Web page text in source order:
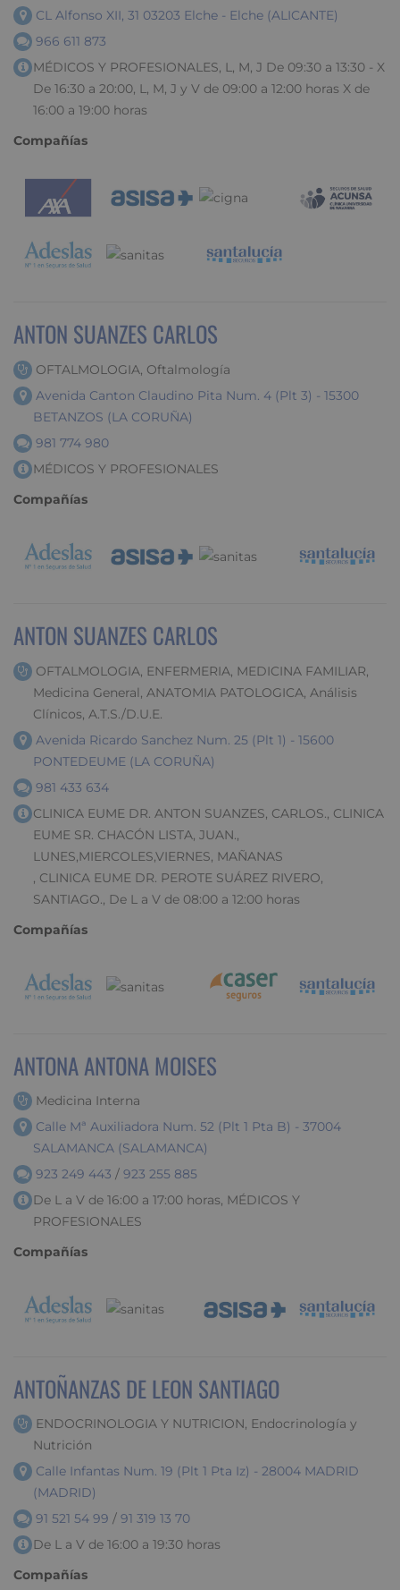
CL Alfonso XII, 31 03203 Elche - Elche (ALICANTE)
966 611 873
MÉDICOS Y PROFESIONALES, L, M, J De 09:30 a 13:30 - X
De 16:30 a 20:00, L, M, J y V de 09:00 a 12:00 horas X de
16:00 a 19:00 horas
Compañías
ANTON SUANZES CARLOS
OFTALMOLOGIA, Oftalmología
Avenida Canton Claudino Pita Num. 4 (Plt 3) - 15300
BETANZOS (LA CORUÑA)
981 774 980
MÉDICOS Y PROFESIONALES
Compañías
ANTON SUANZES CARLOS
OFTALMOLOGIA, ENFERMERIA, MEDICINA FAMILIAR,
Medicina General, ANATOMIA PATOLOGICA, Análisis
Clínicos, A.T.S./D.U.E.
Avenida Ricardo Sanchez Num. 25 (Plt 1) - 15600
PONTEDEUME (LA CORUÑA)
981 433 634
CLINICA EUME DR. ANTON SUANZES, CARLOS., CLINICA
EUME SR. CHACÓN LISTA, JUAN.,
LUNES,MIERCOLES,VIERNES, MAÑANAS
, CLINICA EUME DR. PEROTE SUÁREZ RIVERO,
SANTIAGO., De L a V de 08:00 a 12:00 horas
Compañías
ANTONA ANTONA MOISES
Medicina Interna
Calle Mª Auxiliadora Num. 52 (Plt 1 Pta B) - 37004
SALAMANCA (SALAMANCA)
923 249 443 / 923 255 885
De L a V de 16:00 a 17:00 horas, MÉDICOS Y
PROFESIONALES
Compañías
ANTOÑANZAS DE LEON SANTIAGO
ENDOCRINOLOGIA Y NUTRICION, Endocrinología y
Nutrición
Calle Infantas Num. 19 (Plt 1 Pta Iz) - 28004 MADRID
(MADRID)
91 521 54 99 / 91 319 13 70
De L a V de 16:00 a 19:30 horas
Compañías